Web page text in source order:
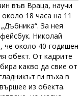
във Враца, научи
18 часа на 11
За нея
Николай
че около 40-годишен
обект. От кадрите
какво да свие от
ги пъха в
из обекта.